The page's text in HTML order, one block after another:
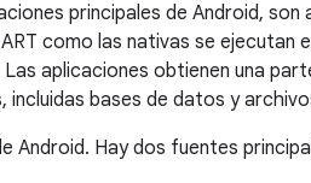
principales de Android, son
como las nativas se ejecutan
aplicaciones obtienen una
incluidas bases de datos y
Android. Hay dos fuentes